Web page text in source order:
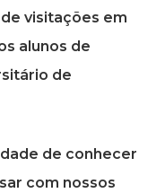
visitações em
alunos de
de
de conhecer
com nossos